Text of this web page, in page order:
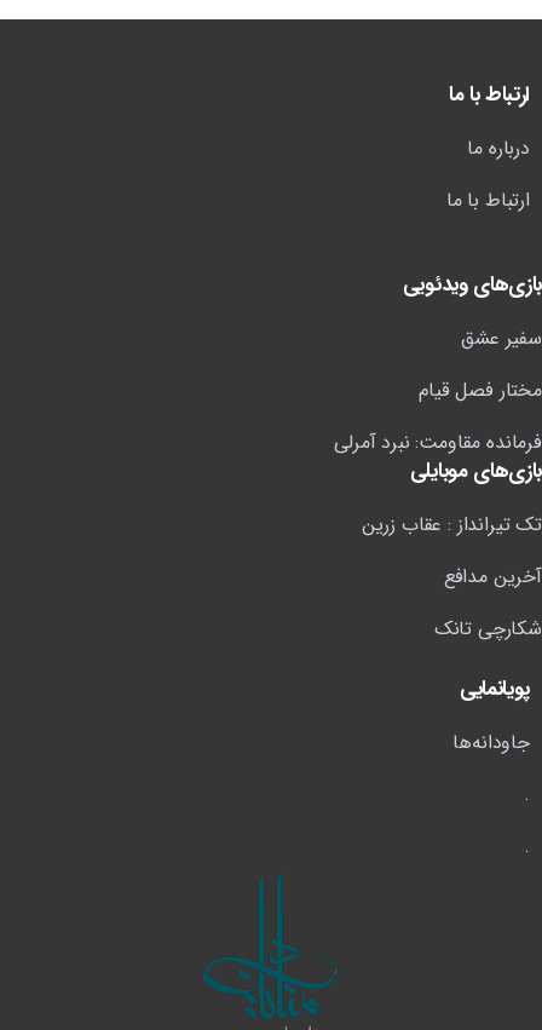
ارتباط با ما
درباره ما
ارتباط با ما
بازی‌های ویدئویی
سفیر عشق
مختار فصل قیام
فرمانده مقاومت: نبرد آمرلی
بازی‌های موبایلی
تک تیرانداز : عقاب زرین
آخرین مدافع
شکارچی تانک
پویانمایی
جاودانه‌ها
.
.